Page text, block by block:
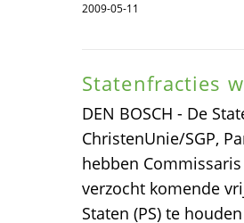
2009-05-11
Statenfracties
DEN BOSCH - De
ChristenUnie/SGP,
hebben
verzocht komende
Staten (PS) te